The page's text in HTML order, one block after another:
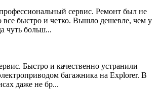
сервис. Ремонт был не
быстро и четко. Вышло дешевле, чем у
чуть больш...
Быстро и качественно устранили
багажника на Explorer. В
даже не бр...